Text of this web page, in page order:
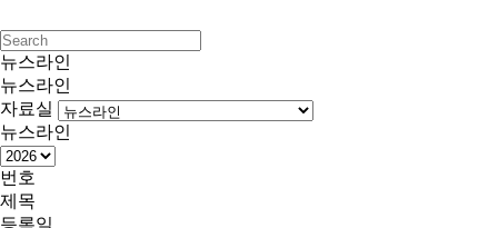
뉴스라인
뉴스라인
자료실
뉴스라인
번호
제목
등록일